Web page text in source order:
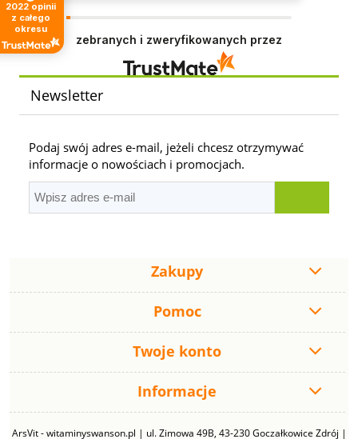
Twoje słowa wiele dla nas znaczą! Cieszymy się,
starań, by każda kolejna wizyta w naszym sklepie
była równie udana.
zebranych i zweryfikowanych przez
Newsletter
Podaj swój adres e-mail, jeżeli chcesz otrzymywać
informacje o nowościach i promocjach.
Zakupy
Pomoc
Twoje konto
Informacje
ArsVit - witaminyswanson.pl | ul. Zimowa 49B, 43-230 Goczałkowice Zdrój |
2022 opinii
z całego
okresu